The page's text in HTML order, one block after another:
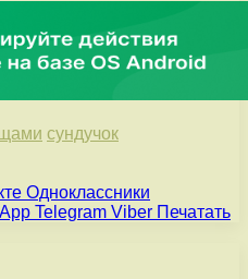
сундучок
Одноклассники
Telegram Viber Печатать